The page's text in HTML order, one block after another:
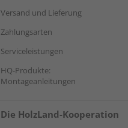
Versand und Lieferung
Zahlungsarten
Serviceleistungen
HQ-Produkte:
Montageanleitungen
Die HolzLand-Kooperation